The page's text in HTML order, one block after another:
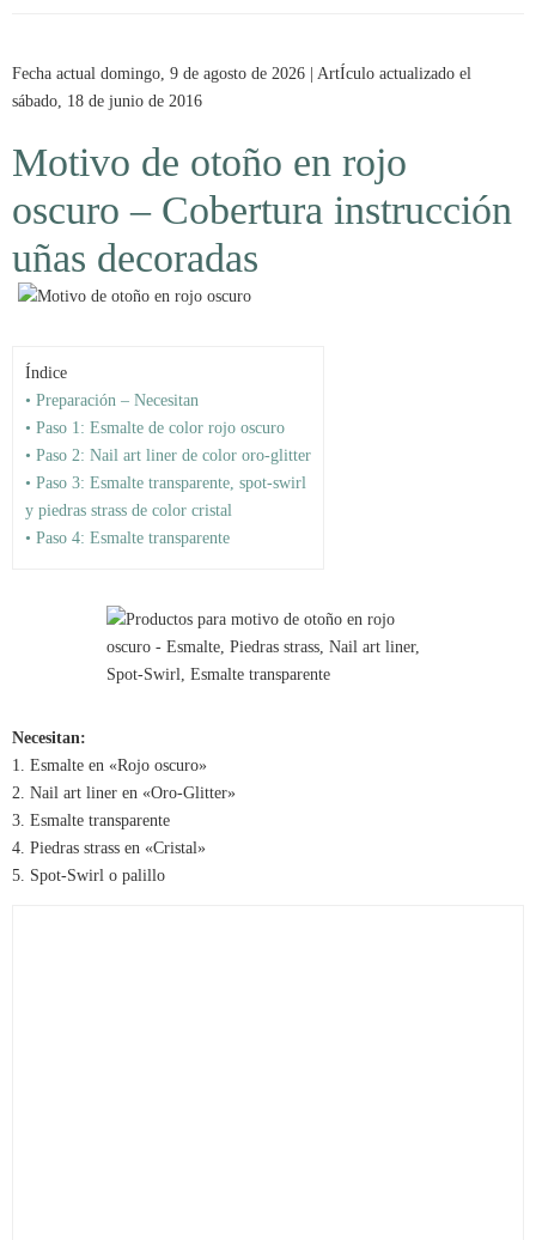
Fecha actual domingo, 9 de agosto de 2026 | ArtÍculo actualizado el
sábado, 18 de junio de 2016
Motivo de otoño en rojo
oscuro – Cobertura instrucción
uñas decoradas
Índice
• Preparación – Necesitan
• Paso 1: Esmalte de color rojo oscuro
• Paso 2: Nail art liner de color oro-glitter
• Paso 3: Esmalte transparente, spot-swirl
y piedras strass de color cristal
• Paso 4: Esmalte transparente
Necesitan:
1. Esmalte en «Rojo oscuro»
2. Nail art liner en «Oro-Glitter»
3. Esmalte transparente
4. Piedras strass en «Cristal»
5. Spot-Swirl o palillo